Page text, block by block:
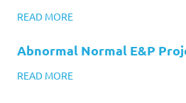
READ MORE
Abnormal Normal E&P
READ MORE